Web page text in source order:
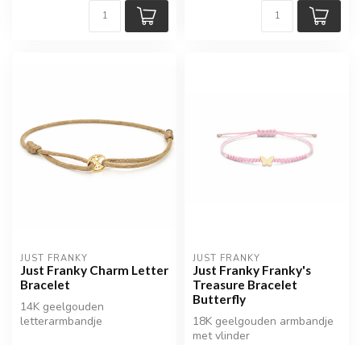
JUST FRANKY
Just Franky Charm Letter
Bracelet
14K geelgouden
letterarmbandje
JUST FRANKY
Just Franky Franky's
Treasure Bracelet
Butterfly
18K geelgouden armbandje
met vlinder